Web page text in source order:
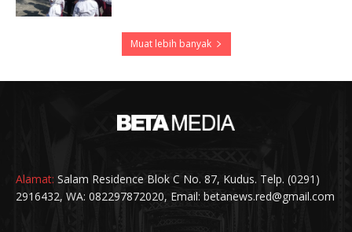
Muat lebih banyak
Alamat: Salam Residence Blok C No. 87, Kudus. Telp. (0291)
2916432, WA: 082297872020, Email: betanews.red@gmail.com